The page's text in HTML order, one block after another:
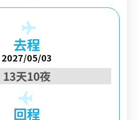
去程
2027/05/03
13天10夜
回程